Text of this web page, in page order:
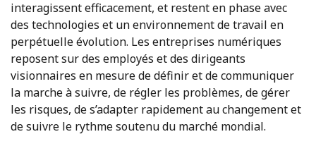
interagissent efficacement, et restent en phase avec
des technologies et un environnement de travail en
perpétuelle évolution. Les entreprises numériques
reposent sur des employés et des dirigeants
visionnaires en mesure de définir et de communiquer
la marche à suivre, de régler les problèmes, de gérer
les risques, de s’adapter rapidement au changement et
de suivre le rythme soutenu du marché mondial.